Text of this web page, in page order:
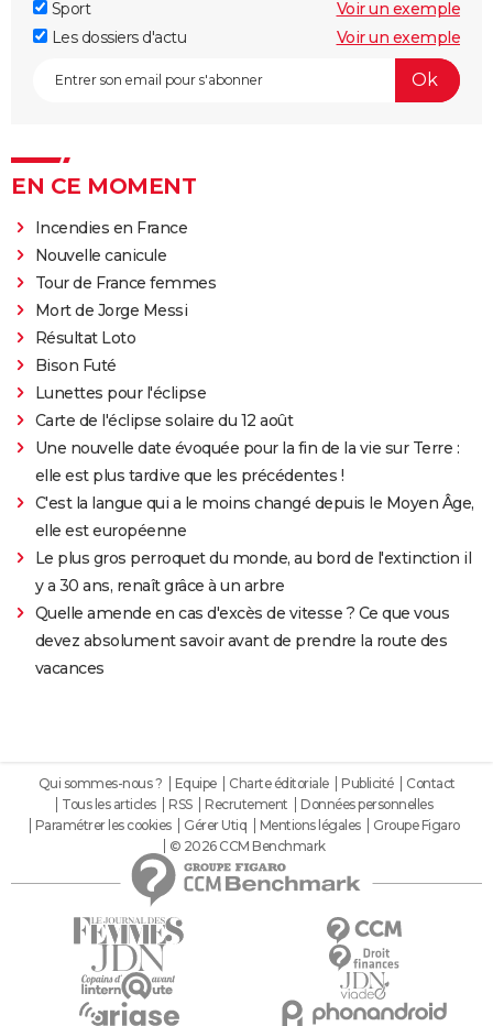
Sport
Voir un exemple
Les dossiers d'actu
Voir un exemple
EN CE MOMENT
Incendies en France
Nouvelle canicule
Tour de France femmes
Mort de Jorge Messi
Résultat Loto
Bison Futé
Lunettes pour l'éclipse
Carte de l'éclipse solaire du 12 août
Une nouvelle date évoquée pour la fin de la vie sur Terre :
elle est plus tardive que les précédentes !
C'est la langue qui a le moins changé depuis le Moyen Âge,
elle est européenne
Le plus gros perroquet du monde, au bord de l'extinction il
y a 30 ans, renaît grâce à un arbre
Quelle amende en cas d'excès de vitesse ? Ce que vous
devez absolument savoir avant de prendre la route des
vacances
Qui sommes-nous ? Equipe Charte éditoriale Publicité
Contact
Tous les articles
RSS Recrutement
Données personnelles
Paramétrer les cookies
Gérer Utiq Mentions légales
Groupe Figaro
© 2026 CCM Benchmark